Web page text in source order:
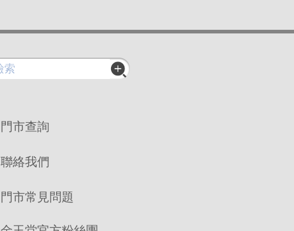
門市查詢
聯絡我們
門市常見問題